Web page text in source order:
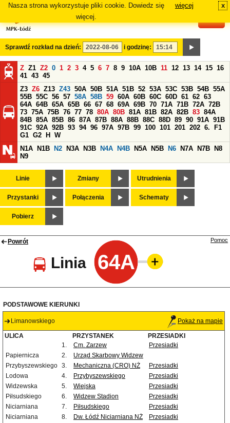
Nasza strona wykorzystuje pliki cookie. Dowiedz się
więcej.
więcej x
Sprawdź rozkład na dzień: i godzinę:
Z Z1 Z2 0 1 2 3 4 5 6 7 8 9 10A 10B 11 12 13 14 15 16
41 43 45
Z3 Z6 Z13 Z43 50A 50B 51A 51B 52 53A 53C 53B 54B 55A
55B 55C 56 57 58A 58B 59 60A 60B 60C 60D 61 62 63
64A 64B 65A 65B 66 67 68 69A 69B 70 71A 71B 72A 72B
73 75A 75B 76 77 78 80A 80B 81A 81B 82A 82B 83 84A
84B 85A 85B 86 87A 87B 88A 88B 88C 88D 89 90 91A 91B
91C 92A 92B 93 94 96 97A 97B 99 100 101 201 202 6.
F1
G1 G2 H
W
N1A
N1B N2 N3A N3B N4A N4B N5A N5B N6 N7A N7B
N8
N9
Linie Zmiany Utrudnienia
Przystanki Połączenia Schematy
Pobierz
Powrót
Linia 64A
Pomoc
PODSTAWOWE KIERUNKI
Limanowskiego Pokaż na mapie
ULICA PRZYSTANEK
PRZESIADKI
1.
Cm. Zarzew
Przesiadki
Papiernicza
2.
Urząd Skarbowy Widzew
Przybyszewskiego 3. Mechaniczna (CRO) NŻ
Przesiadki
Lodowa
4. Przybyszewskiego
Przesiadki
Widzewska
5. Wiejska
Przesiadki
Piłsudskiego
6. Widzew Stadion
Przesiadki
Niciarniana
7. Piłsudskiego
Przesiadki
Niciarniana
8. Dw. Łódź Niciarniana NŻ
Przesiadki